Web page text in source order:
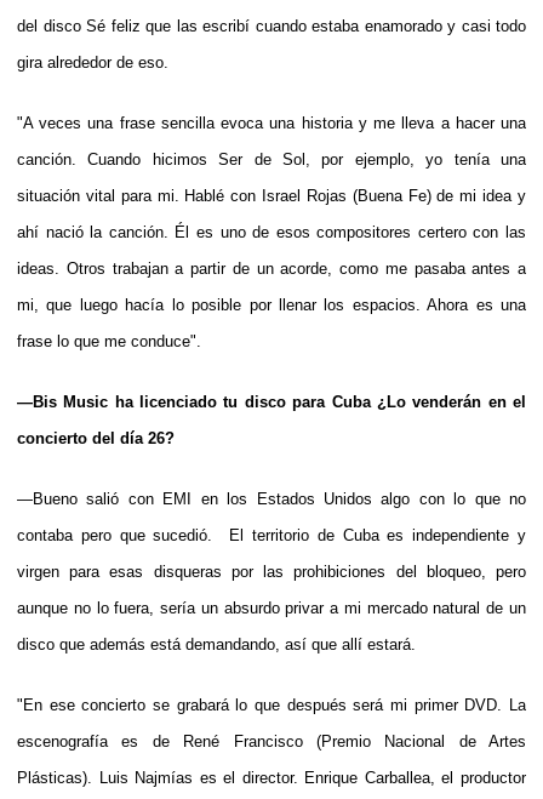
del disco Sé feliz que las escribí cuando estaba enamorado y casi todo
gira alrededor de eso.
"A veces una frase sencilla evoca una historia y me lleva a hacer una
canción. Cuando hicimos Ser de Sol, por ejemplo, yo tenía una
situación vital para mi. Hablé con Israel Rojas (Buena Fe) de mi idea y
ahí nació la canción. Él es uno de esos compositores certero con las
ideas. Otros trabajan a partir de un acorde, como me pasaba antes a
mi, que luego hacía lo posible por llenar los espacios. Ahora es una
frase lo que me conduce".
—Bis Music ha licenciado tu disco para Cuba ¿Lo venderán en el
concierto del día 26?
—Bueno salió con EMI en los Estados Unidos algo con lo que no
contaba pero que sucedió. El territorio de Cuba es independiente y
virgen para esas disqueras por las prohibiciones del bloqueo, pero
aunque no lo fuera, sería un absurdo privar a mi mercado natural de un
disco que además está demandando, así que allí estará.
"En ese concierto se grabará lo que después será mi primer DVD. La
escenografía es de René Francisco (Premio Nacional de Artes
Plásticas). Luis Najmías es el director. Enrique Carballea, el productor